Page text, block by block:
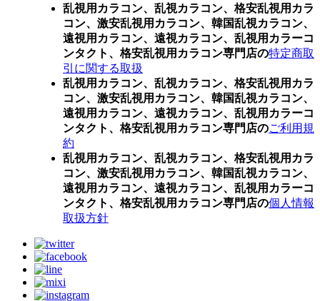
乱視用カラコン、乱視カラコン、格安乱視用カラ
コン、激安乱視用カラコン、韓国乱視カラコン、
遠視用カラコン、遠視カラコン、乱視用カラーコ
ンタクト、格安乱視用カラコン専門店の特定商取
引に関する取扱
乱視用カラコン、乱視カラコン、格安乱視用カラ
コン、激安乱視用カラコン、韓国乱視カラコン、
遠視用カラコン、遠視カラコン、乱視用カラーコ
ンタクト、格安乱視用カラコン専門店のご利用規
約
乱視用カラコン、乱視カラコン、格安乱視用カラ
コン、激安乱視用カラコン、韓国乱視カラコン、
遠視用カラコン、遠視カラコン、乱視用カラーコ
ンタクト、格安乱視用カラコン専門店の個人情報
取扱方針